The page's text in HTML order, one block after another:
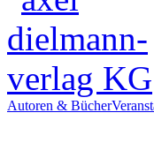
Autoren & Bücher